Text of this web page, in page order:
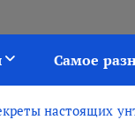
Самое
настоящих